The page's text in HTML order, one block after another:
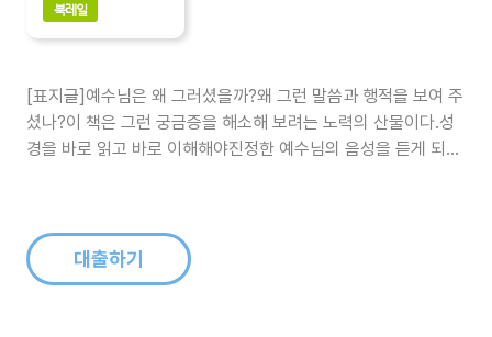
북레일
[표지글]예수님은 왜 그러셨을까?왜 그런 말씀과 행적을 보여 주
셨나?이 책은 그런 궁금증을 해소해 보려는 노력의 산물이다.성
경을 바로 읽고 바로 이해해야진정한 예수님의 음성을 듣게 되고
대출하기